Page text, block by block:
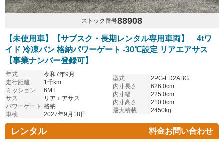
ストック番号88908
【未使用車】【サブスク・長期レンタル専用車両】 4tワ
イド 冷凍バン 格納パワーゲート -30℃設定 リアエアサス
【事業ナンバー登録可】
年式
令和7年9月
走行距離
1千km
ミッション
6MT
サス
リアエアサス
パワーゲート 格納
車検
2027年9月18日
型式
2PG-FD2ABG
内寸長さ
626.0cm
内寸幅
225.0cm
内寸高さ
210.0cm
最大積載
2450kg
レンタル 料金お問い合わせ